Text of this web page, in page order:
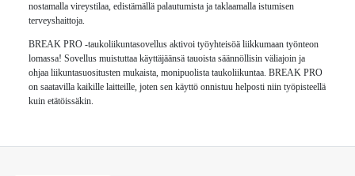
nostamalla vireystilaa, edistämällä palautumista ja taklaamalla istumisen
terveyshaittoja.
BREAK PRO -taukoliikuntasovellus aktivoi työyhteisöä liikkumaan työnteon
lomassa! Sovellus muistuttaa käyttäjäänsä tauoista säännöllisin väliajoin ja
ohjaa liikuntasuositusten mukaista, monipuolista taukoliikuntaa. BREAK PRO
on saatavilla kaikille laitteille, joten sen käyttö onnistuu helposti niin työpisteellä
kuin etätöissäkin.